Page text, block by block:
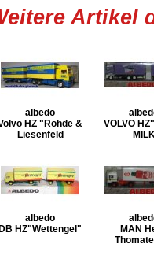
Artikel
albedo
HZ "Rohde &
Liesenfeld
VOLVO
albedo
DB HZ"Wettengel"
MAN